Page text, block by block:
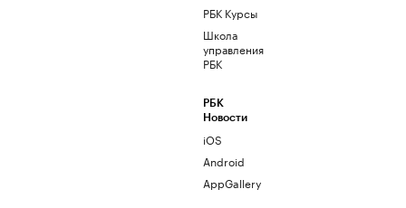
РБК Курсы
Школа
управления
РБК
РБК
Новости
iOS
Android
AppGallery